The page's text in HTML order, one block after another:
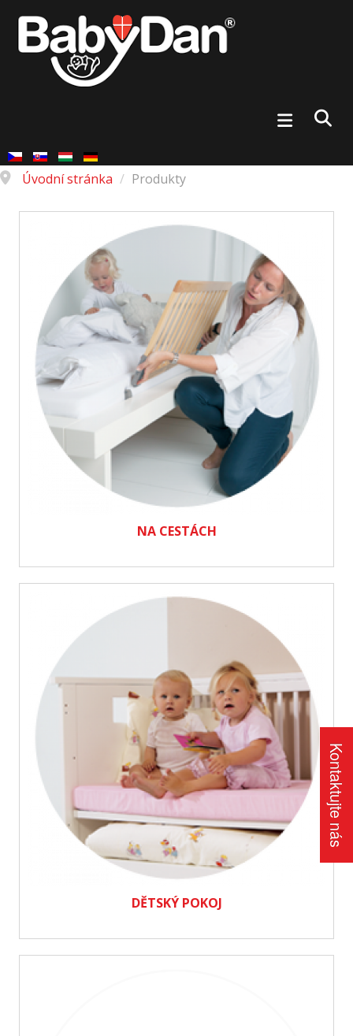
Úvodní stránka / Produkty
NA CESTÁCH
DĚTSKÝ POKOJ
Kontaktujte nás